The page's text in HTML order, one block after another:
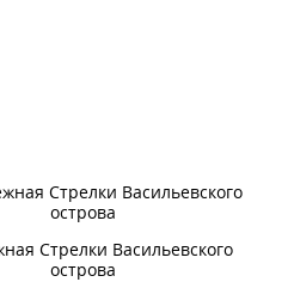
Стрелки Васильевского
острова